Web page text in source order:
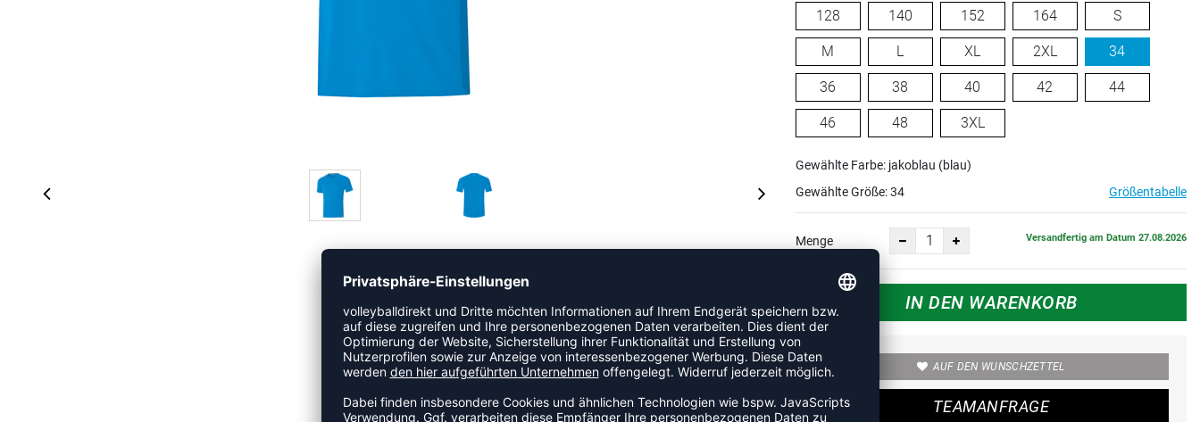
128 140 152 164 S
M L XL 2XL 34
36 38 40 42 44
46 48 3XL
Gewählte Farbe: jakoblau (blau)
Gewählte Größe:34 Größentabelle
Menge Versandfertig am Datum 27.08.2026
IN DEN WARENKORB
AUF DEN WUNSCHZETTEL
TEAMANFRAGE